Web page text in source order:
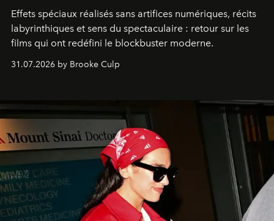
Effets spéciaux réalisés sans artifices numériques, récits
labyrinthiques et sens du spectaculaire : retour sur les
films qui ont redéfini le blockbuster moderne.
31.07.2026 by Brooke Culp